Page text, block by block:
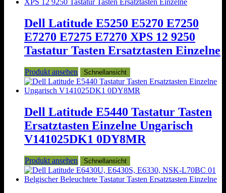
Dell Latitude E5250 E5270 E7250
E7270 E7275 E7270 XPS 12 9250
Tastatur Tasten Ersatztasten Einzelne
Produkt ansehen Schnellansicht
Dell Latitude E5440 Tastatur Tasten
Ersatztasten Einzelne Ungarisch
V141025DK1 0DY8MR
Produkt ansehen Schnellansicht